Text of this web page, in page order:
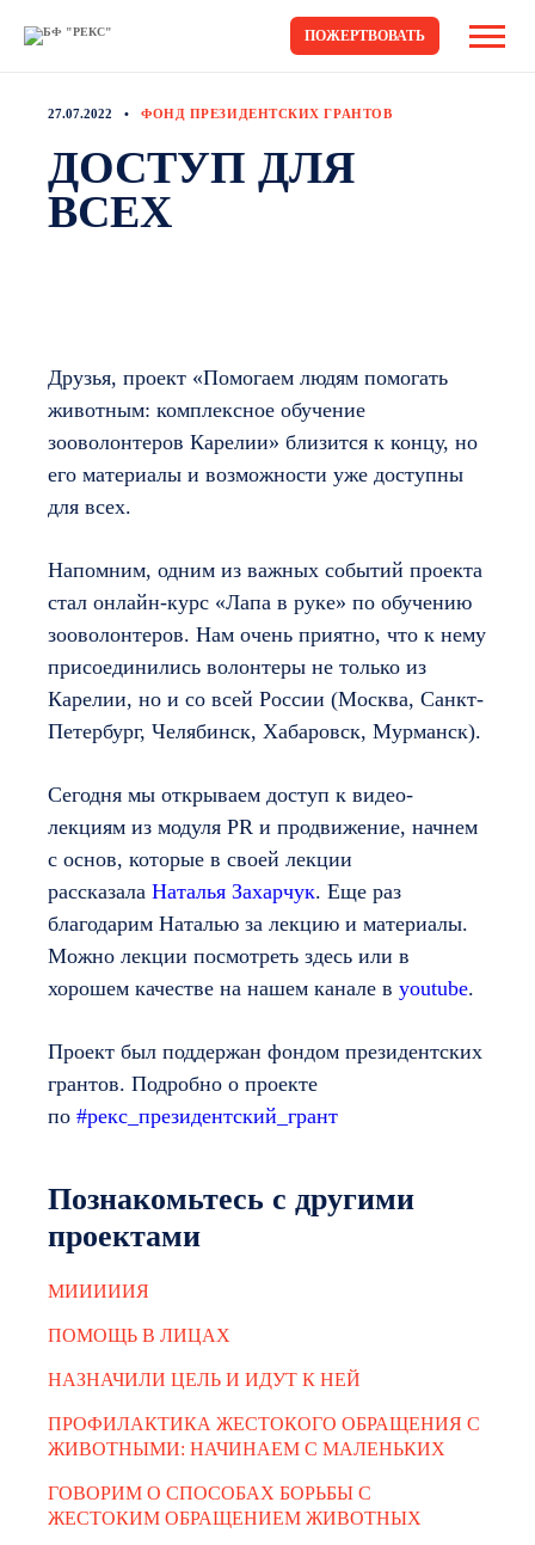
ПОЖЕРТВОВАТЬ
27.07.2022 ФОНД ПРЕЗИДЕНТСКИХ ГРАНТОВ
ДОСТУП ДЛЯ
ВСЕХ
Друзья, проект «Помогаем людям помогать
животным: комплексное обучение
зооволонтеров Карелии» близится к концу, но
его материалы и возможности уже доступны
для всех.
Напомним, одним из важных событий проекта
стал онлайн-курс «Лапа в руке» по обучению
зооволонтеров. Нам очень приятно, что к нему
присоединились волонтеры не только из
Карелии, но и со всей России (Москва, Санкт-
Петербург, Челябинск, Хабаровск, Мурманск).
Сегодня мы открываем доступ к видео-
лекциям из модуля PR и продвижение, начнем
с основ, которые в своей лекции
рассказала Наталья Захарчук. Еще раз
благодарим Наталью за лекцию и материалы.
Можно лекции посмотреть здесь или в
хорошем качестве на нашем канале в youtube.
Проект был поддержан фондом президентских
грантов. Подробно о проекте
по #рекс_президентский_грант
Познакомьтесь с другими
проектами
МИИИИИЯ
ПОМОЩЬ В ЛИЦАХ
НАЗНАЧИЛИ ЦЕЛЬ И ИДУТ К НЕЙ
ПРОФИЛАКТИКА ЖЕСТОКОГО ОБРАЩЕНИЯ С
ЖИВОТНЫМИ: НАЧИНАЕМ С МАЛЕНЬКИХ
ГОВОРИМ О СПОСОБАХ БОРЬБЫ С
ЖЕСТОКИМ ОБРАЩЕНИЕМ ЖИВОТНЫХ